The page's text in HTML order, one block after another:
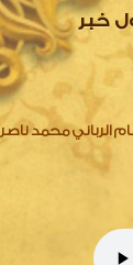
خبر
129 عقيدة الإمام الرباني محمد ناصر